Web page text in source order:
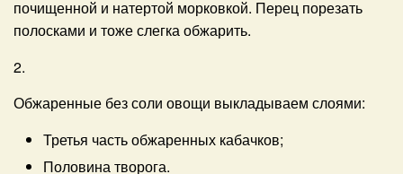
почищенной и натертой морковкой. Перец порезать
полосками и тоже слегка обжарить.
2.
Обжаренные без соли овощи выкладываем слоями:
Третья часть обжаренных кабачков;
Половина творога.